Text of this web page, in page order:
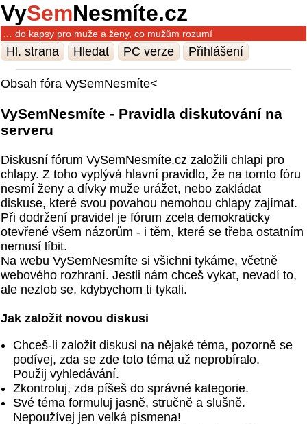
VySemNesmíte.cz
… do kapsy pro muže a ženy, co mužům rozumí
Hl. strana Hledat PC verze Přihlášení
Obsah fóra VySemNesmíte<
VySemNesmíte - Pravidla diskutování na
serveru
Diskusní fórum VySemNesmíte.cz založili chlapi pro
chlapy. Z toho vyplývá hlavní pravidlo, že na tomto fóru
nesmí ženy a dívky muže urážet, nebo zakládat
diskuse, které svou povahou nemohou chlapy zajímat.
Při dodržení pravidel je fórum zcela demokraticky
otevřené všem názorům - i těm, které se třeba ostatním
nemusí líbit.
Na webu VySemNesmíte si všichni tykáme, včetně
webového rozhraní. Jestli nám chceš vykat, nevadí to,
ale nezlob se, kdybychom ti tykali.
Jak založit novou diskusi
Chceš-li založit diskusi na nějaké téma, pozorně se
podívej, zda se zde toto téma už neprobíralo.
Použij vyhledávání.
Zkontroluj, zda píšeš do správné kategorie.
Své téma formuluj jasně, stručně a slušně.
Nepoužívej jen velká písmena!